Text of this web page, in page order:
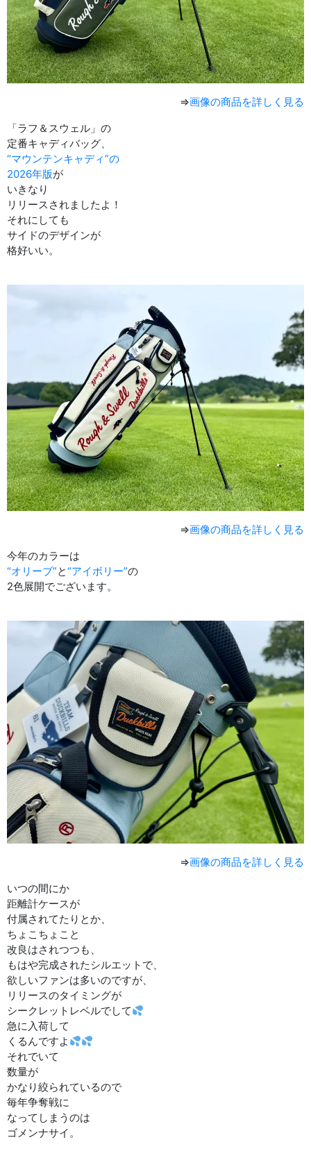
⇒画像の商品を詳しく見る
「ラフ＆スウェル」の
定番キャディバッグ、
“マウンテンキャディ”の
2026年版が
いきなり
リリースされましたよ！
それにしても
サイドのデザインが
格好いい。
⇒画像の商品を詳しく見る
今年のカラーは
“オリーブ”と“アイボリー”の
2色展開でございます。
⇒画像の商品を詳しく見る
いつの間にか
距離計ケースが
付属されてたりとか、
ちょこちょこと
改良はされつつも、
もはや完成されたシルエットで、
欲しいファンは多いのですが、
リリースのタイミングが
シークレットレベルでして
急に入荷して
くるんですよ
それでいて
数量が
かなり絞られているので
毎年争奪戦に
なってしまうのは
ゴメンナサイ。